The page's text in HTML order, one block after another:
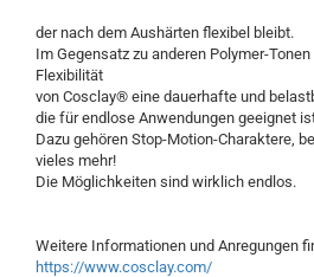
der nach dem Aushärten flexibel bleibt.
Im Gegensatz zu anderen Polymer-
Flexibilität
von Cosclay® eine dauerhafte und
die für endlose Anwendungen geeignet
Dazu gehören Stop-Motion-Charaktere,
vieles mehr!
Die Möglichkeiten sind wirklich endlos.
Weitere Informationen und Anregungen
https://www.cosclay.com/